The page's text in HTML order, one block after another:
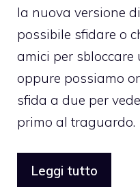
la nuova versione
possibile sfidare o
amici per
oppure possiamo
sfida a due per
primo al traguardo.
Leggi tutto